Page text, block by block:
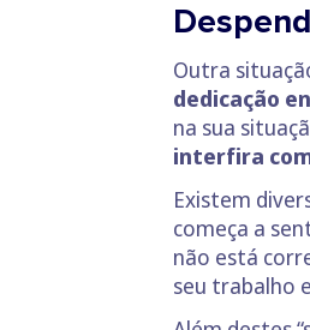
Outra
dedicação
na sua
interfira
Existem
começa a
não está
seu trabalho